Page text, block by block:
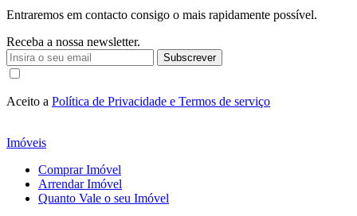
Entraremos em contacto consigo o mais rapidamente possível.
Receba a nossa newsletter.
Subscrever
Aceito a Política de Privacidade e Termos de serviço
Imóveis
Comprar Imóvel
Arrendar Imóvel
Quanto Vale o seu Imóvel